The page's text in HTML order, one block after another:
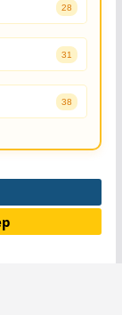
28
31
38